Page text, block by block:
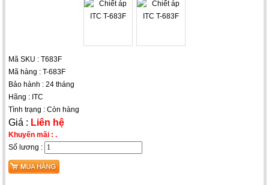
Mã SKU : T683F
Mã hàng : T-683F
Bảo hành : 24 tháng
Hãng : ITC
Tình trạng : Còn hàng
Giá : Liên hệ
Khuyến mãi : .
Số lương :